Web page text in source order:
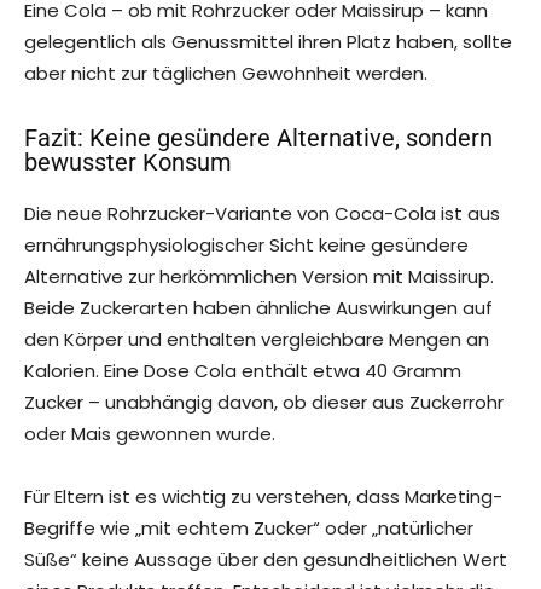
Eine Cola – ob mit Rohrzucker oder Maissirup – kann
gelegentlich als Genussmittel ihren Platz haben, sollte
aber nicht zur täglichen Gewohnheit werden.
Fazit: Keine gesündere Alternative, sondern
bewusster Konsum
Die neue Rohrzucker-Variante von Coca-Cola ist aus
ernährungsphysiologischer Sicht keine gesündere
Alternative zur herkömmlichen Version mit Maissirup.
Beide Zuckerarten haben ähnliche Auswirkungen auf
den Körper und enthalten vergleichbare Mengen an
Kalorien. Eine Dose Cola enthält etwa 40 Gramm
Zucker – unabhängig davon, ob dieser aus Zuckerrohr
oder Mais gewonnen wurde.
Für Eltern ist es wichtig zu verstehen, dass Marketing-
Begriffe wie „mit echtem Zucker“ oder „natürlicher
Süße“ keine Aussage über den gesundheitlichen Wert